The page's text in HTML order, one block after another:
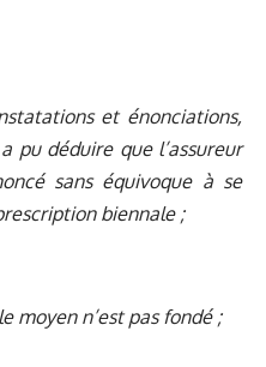
et énonciations,
pu déduire que l’assureur
sans équivoque à se
biennale ;
moyen n’est pas fondé ;